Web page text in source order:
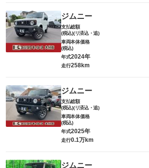
ジムニー
支払総額
(税込)(リ済込・追)
車両本体価格
(税込)
年式2024年
走行258km
ジムニー
支払総額
(税込)(リ済込・追)
車両本体価格
(税込)
年式2025年
走行0.1万km
ジムニー